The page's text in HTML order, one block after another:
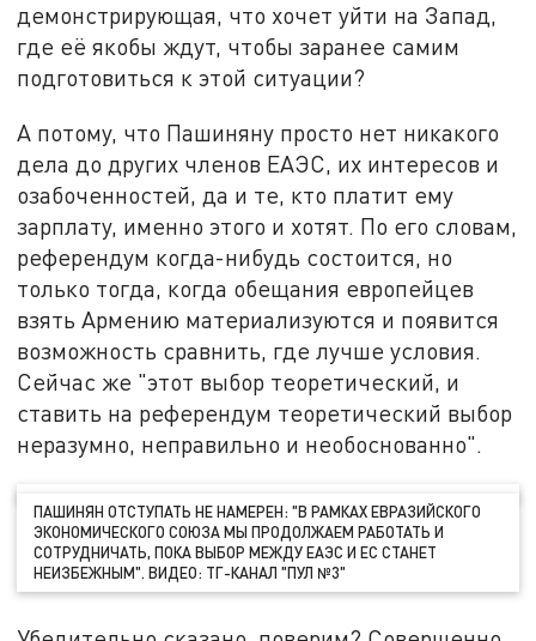
демонстрирующая, что хочет уйти на Запад,
где её якобы ждут, чтобы заранее самим
подготовиться к этой ситуации?
А потому, что Пашиняну просто нет никакого
дела до других членов ЕАЭС, их интересов и
озабоченностей, да и те, кто платит ему
зарплату, именно этого и хотят. По его словам,
референдум когда-нибудь состоится, но
только тогда, когда обещания европейцев
взять Армению материализуются и появится
возможность сравнить, где лучше условия.
Сейчас же "этот выбор теоретический, и
ставить на референдум теоретический выбор
неразумно, неправильно и необоснованно".
ПАШИНЯН ОТСТУПАТЬ НЕ НАМЕРЕН: "В РАМКАХ ЕВРАЗИЙСКОГО
ЭКОНОМИЧЕСКОГО СОЮЗА МЫ ПРОДОЛЖАЕМ РАБОТАТЬ И
СОТРУДНИЧАТЬ, ПОКА ВЫБОР МЕЖДУ ЕАЭС И ЕС СТАНЕТ
НЕИЗБЕЖНЫМ". ВИДЕО: ТГ-КАНАЛ "ПУЛ №3"